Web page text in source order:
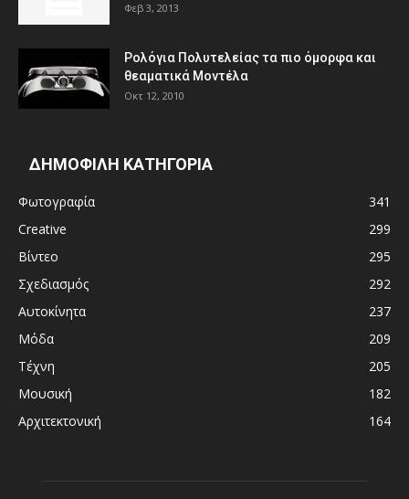
Φεβ 3, 2013
Ρολόγια Πολυτελείας τα πιο όμορφα και
θεαματικά Μοντέλα
Οκτ 12, 2010
ΔΗΜΟΦΙΛΗ ΚΑΤΗΓΟΡΙΑ
Φωτογραφία
341
Creative
299
Βίντεο
295
Σχεδιασμός
292
Αυτοκίνητα
237
Μόδα
209
Τέχνη
205
Μουσική
182
Αρχιτεκτονική
164